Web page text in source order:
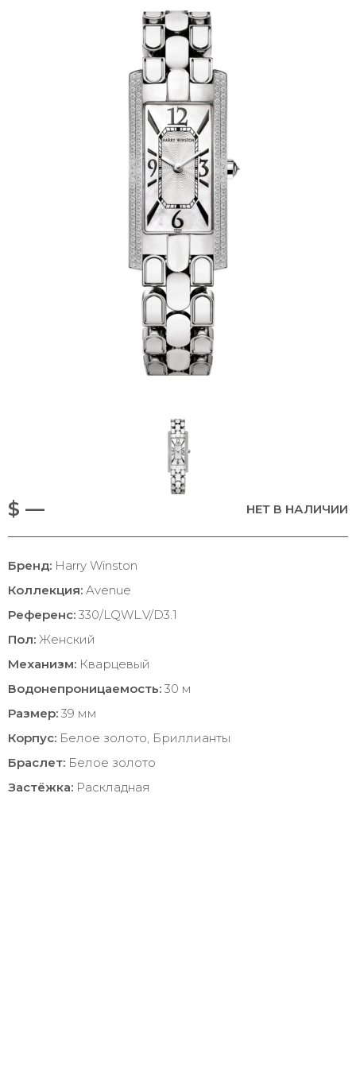
$ — НЕТ В НАЛИЧИИ
Бренд: Harry Winston
Коллекция: Avenue
Референс: 330/LQWL.V/D3.1
Пол: Женский
Механизм: Кварцевый
Водонепроницаемость: 30 м
Размер: 39 мм
Корпус: Белое золото, Бриллианты
Браслет: Белое золото
Застёжка: Раскладная